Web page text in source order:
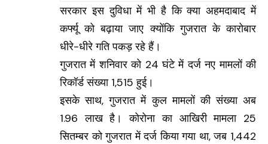
सरकार इस दुविधा में भी है कि क्या अहमदाबाद में
कर्फ्यू को बढ़ाया जाए क्योंकि गुजरात के कारोबार
धीरे-धीरे गति पकड़ रहे हैं।
गुजरात में शनिवार को 24 घंटे में दर्ज नए मामलों की
रिकॉर्ड संख्या 1,515 हुई।
इसके साथ, गुजरात में कुल मामलों की संख्या अब
1.96 लाख है। कोरोना का आखिरी मामला 25
सितम्बर को गुजरात में दर्ज किया गया था, जब 1,442